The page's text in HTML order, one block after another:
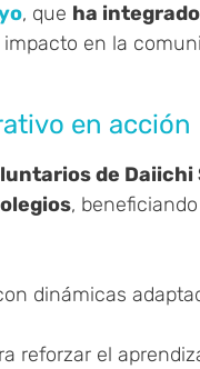
, que ha
impacto en la
en acción
de Daiichi
,
dinámicas
reforzar el